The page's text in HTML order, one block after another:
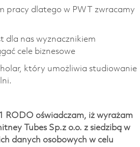
pracy dlatego w PWT zwracamy
dla nas wyznacznikiem
cele biznesowe
który umożliwia studiowanie
RODO oświadczam, iż wyrażam
Tubes Sp.z o.o. z siedzibą w
danych osobowych w celu